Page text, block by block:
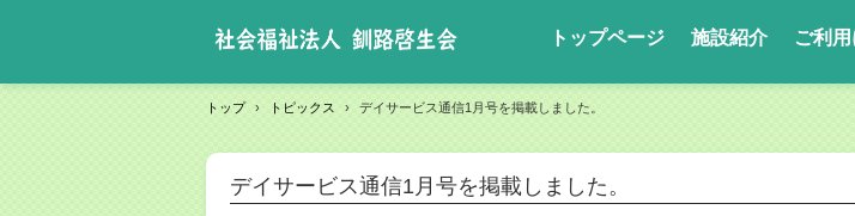
トップページ 施設紹介 ご利
トップ › トピックス › デイサービス通信1月号を掲載しました。
デイサービス通信1月号を掲載しました。